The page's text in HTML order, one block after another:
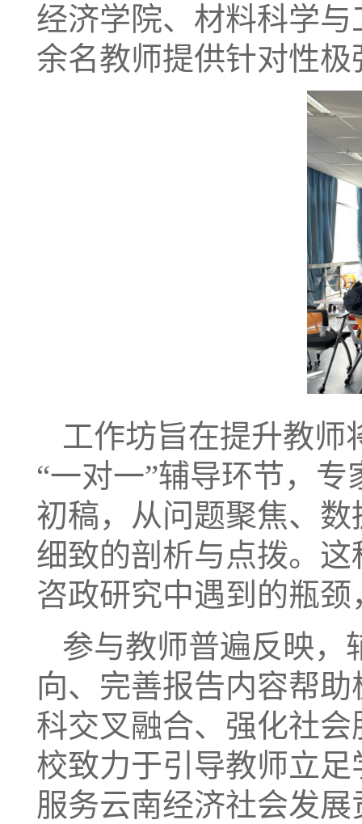
经济学院、材料科学
余名教师提供针对性
工作坊旨在提升教师
“一对一”辅导环节，
初稿，从问题聚焦、
细致的剖析与点拨。
咨政研究中遇到的瓶
参与教师普遍反映，
向、完善报告内容帮
科交叉融合、强化社
校致力于引导教师立
服务云南经济社会发